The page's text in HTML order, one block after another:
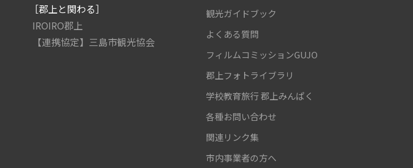
［郡上と関わる］
IROIRO郡上
【連携協定】三島市観光協会
観光ガイドブック
よくある質問
フィルムコミッションGUJO
郡上フォトライブラリ
学校教育旅行郡上みんぱく
各種お問い合わせ
関連リンク集
市内事業者の方へ